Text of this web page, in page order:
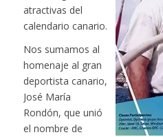
atractivas del
calendario canario.
Nos sumamos al
homenaje al gran
deportista canario,
José María
Rondón, que unió
el nombre de